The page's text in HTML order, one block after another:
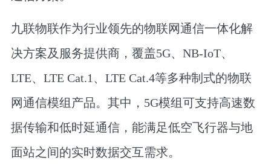
九联物联作为行业领先的物联网通信一体化解
决方案及服务提供商，覆盖5G、NB-IoT、
LTE、LTE Cat.1、LTE Cat.4等多种制式的物联
网通信模组产品。其中，5G模组可支持高速数
据传输和低时延通信，能满足低空飞行器与地
面站之间的实时数据交互需求。